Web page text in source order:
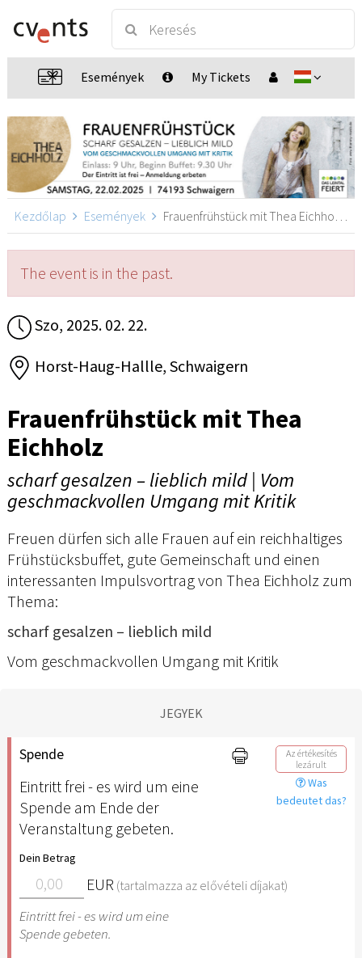
Események My Tickets
Kezdőlap Események Frauenfrühstück mit Thea Eichholz, Schwaigern
The event is in the past.
Szo, 2025. 02. 22.
Horst-Haug-Hallle, Schwaigern
Frauenfrühstück mit Thea
Eichholz
scharf gesalzen – lieblich mild | Vom
geschmackvollen Umgang mit Kritik
Freuen dürfen sich alle Frauen auf ein reichhaltiges
Frühstücksbuffet, gute Gemeinschaft und einen
interessanten Impulsvortrag von Thea Eichholz zum
Thema:
scharf gesalzen – lieblich mild
Vom geschmackvollen Umgang mit Kritik
JEGYEK
Spende
Eintritt frei - es wird um eine
Spende am Ende der
Veranstaltung gebeten.
Dein Betrag
EUR (tartalmazza az elővételi díjakat)
Az értékesítés
lezárult
Was
bedeutet das?
Eintritt frei - es wird um eine
Spende gebeten.